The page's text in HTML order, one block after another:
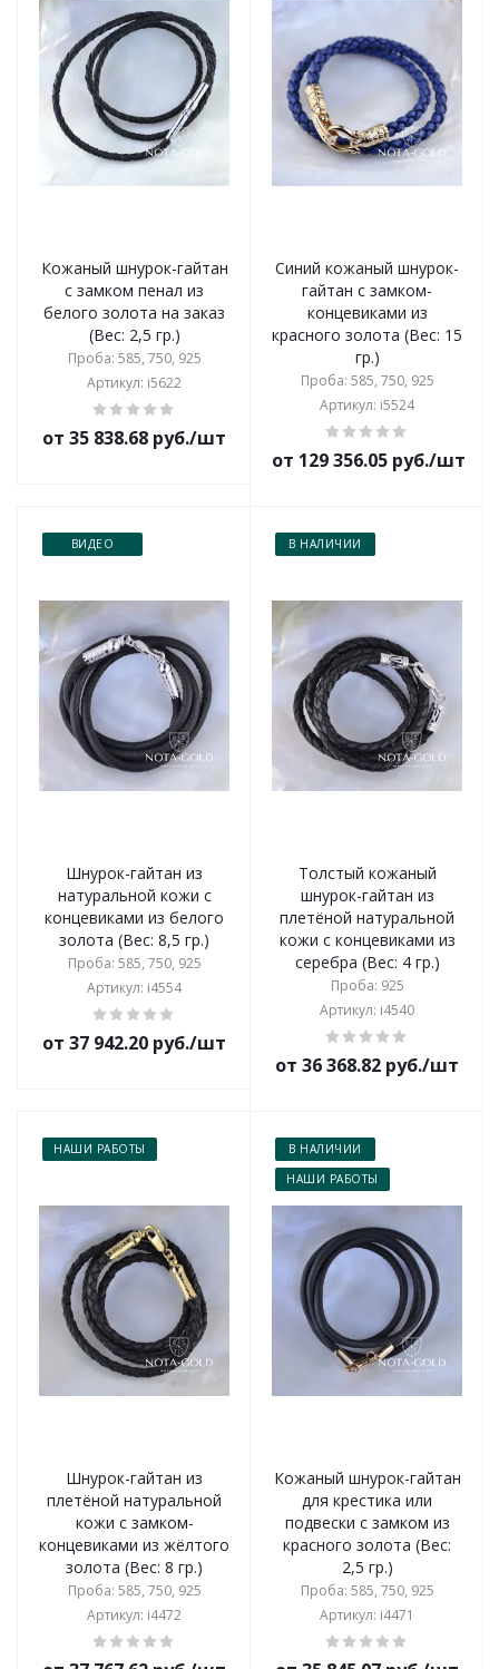
Кожаный шнурок-гайтан
с замком пенал из
белого золота на заказ
(Вес: 2,5 гр.)
Проба: 585, 750, 925
Артикул: i5622
от 35 838.68 руб./шт
Синий кожаный шнурок-
гайтан с замком-
концевиками из
красного золота (Вес: 15
гр.)
Проба: 585, 750, 925
Артикул: i5524
от 129 356.05 руб./шт
ВИДЕО
Шнурок-гайтан из
натуральной кожи с
концевиками из белого
золота (Вес: 8,5 гр.)
Проба: 585, 750, 925
Артикул: i4554
от 37 942.20 руб./шт
В НАЛИЧИИ
Толстый кожаный
шнурок-гайтан из
плетёной натуральной
кожи с концевиками из
серебра (Вес: 4 гр.)
Проба: 925
Артикул: i4540
от 36 368.82 руб./шт
НАШИ РАБОТЫ
Шнурок-гайтан из
плетёной натуральной
кожи с замком-
концевиками из жёлтого
золота (Вес: 8 гр.)
Проба: 585, 750, 925
Артикул: i4472
В НАЛИЧИИ
НАШИ РАБОТЫ
Кожаный шнурок-гайтан
для крестика или
подвески с замком из
красного золота (Вес:
2,5 гр.)
Проба: 585, 750, 925
Артикул: i4471